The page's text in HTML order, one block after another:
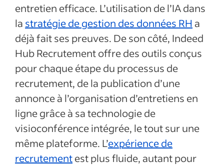
entretien efficace. L’utilisation de l’IA dans
la stratégie de gestion des données RH a
déjà fait ses preuves. De son côté, Indeed
Hub Recrutement offre des outils conçus
pour chaque étape du processus de
recrutement, de la publication d’une
annonce à l’organisation d’entretiens en
ligne grâce à sa technologie de
visioconférence intégrée, le tout sur une
même plateforme. L’expérience de
recrutementest plus fluide, autant pour